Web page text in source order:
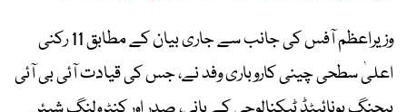
وزیراعظم آفس کی جانب سے جاری بیان کے مطابق 11 رکنی
اعلیٰ سطحی چینی کاروباری وفد نے، جس کی قیادت آئی بی آئی